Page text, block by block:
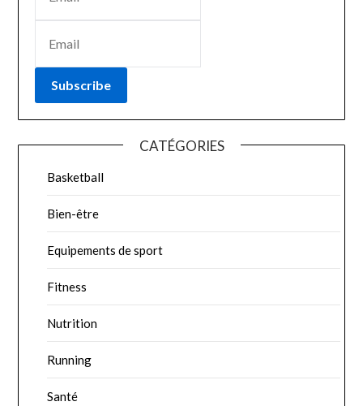
Subscribe
CATÉGORIES
Basketball
Bien-être
Equipements de sport
Fitness
Nutrition
Running
Santé